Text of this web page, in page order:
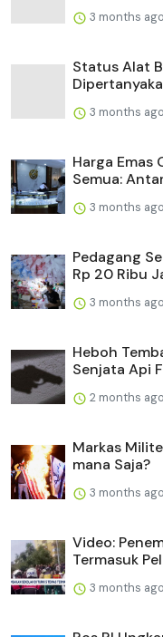
3 months ago
Status Alat
3 months ago
Harga Emas
Semua:
3 months ago
Pedagang
Rp 20 Ribu
3 months ago
Heboh
Senjata Api
2 months ago
Markas
mana Saja?
3 months ago
Video:
Termasuk
3 months ago